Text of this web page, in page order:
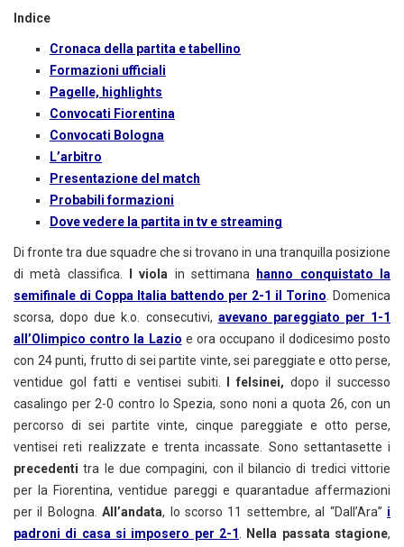
Indice
Cronaca della partita e tabellino
Formazioni ufficiali
Pagelle, highlights
Convocati Fiorentina
Convocati Bologna
L’arbitro
Presentazione del match
Probabili formazioni
Dove vedere la partita in tv e streaming
Di fronte tra due squadre che si trovano in una tranquilla posizione
di metà classifica. I viola in settimana
hanno conquistato la
semifinale di Coppa Italia battendo per 2-1 il Torino. Domenica
scorsa, dopo due k.o. consecutivi, avevano pareggiato per 1-1
all’Olimpico contro la Lazio e ora occupano il dodicesimo posto
con 24 punti, frutto di sei partite vinte, sei pareggiate e otto perse,
ventidue gol fatti e ventisei subiti.
I felsinei, dopo il successo
casalingo per 2-0 contro lo Spezia, sono noni a quota 26, con un
percorso di sei partite vinte, cinque pareggiate e otto perse,
ventisei reti realizzate e trenta incassate. Sono settantasette i
precedenti tra le due compagini, con il bilancio di tredici vittorie
per la Fiorentina, ventidue pareggi e quarantadue affermazioni
per il Bologna.All’andata, lo scorso 11 settembre, al “Dall’Ara” i
padroni di casa si imposero per 2-1. Nella passata stagione,